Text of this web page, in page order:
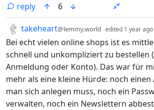
reply
6
by
takeheart@lemmy.world edited 1 year ago
Bei echt vielen online shops ist es
schnell und unkompliziert zu bestellen
Anmeldung oder Konto). Das war für
mehr als eine kleine Hürde: noch einen
man sich anlegen muss, noch ein
verwalten, noch ein Newslettern